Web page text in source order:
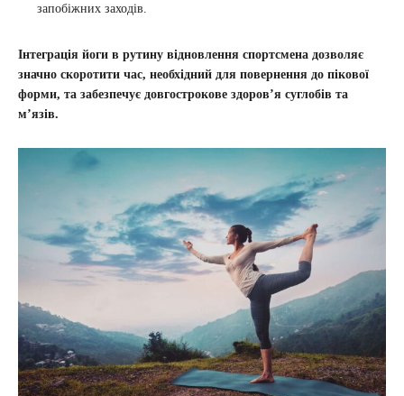
запобіжних заходів.
Інтеграція йоги в рутину відновлення спортсмена дозволяє
значно скоротити час, необхідний для повернення до пікової
форми, та забезпечує довгострокове здоров’я суглобів та
м’язів.